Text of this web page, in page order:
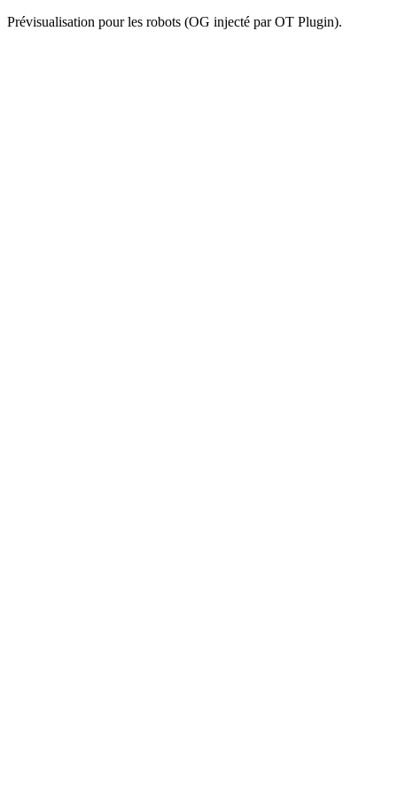
Prévisualisation pour les robots (OG injecté par OT Plugin).